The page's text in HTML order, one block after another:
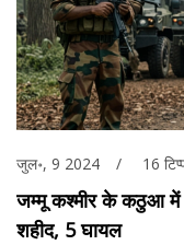
जुल॰, 9 2024 16
जम्मू कश्मीर के कठुआ में
शहीद, 5 घायल